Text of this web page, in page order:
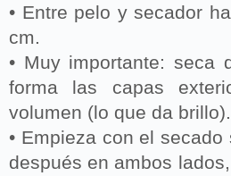
• Entre pelo y secador
cm.
• Muy importante: seca
forma las capas
volumen (lo que da brillo).
• Empieza con el
después en ambos